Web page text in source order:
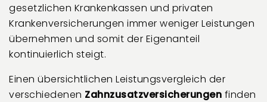
gesetzlichen Kranken­kassen und privaten
Kranken­ver­si­che­run­gen immer weniger Leistungen
übernehmen und somit der Eigen­anteil
kontinuierlich steigt.
Einen übersichtlichen Leistungsvergleich der
verschiedenen Zahnzusatz­ver­si­che­run­gen finden